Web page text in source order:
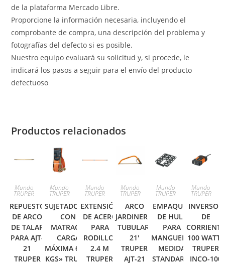
de la plataforma Mercado Libre.
Proporcione la información necesaria, incluyendo el
comprobante de compra, una descripción del problema y
fotografías del defecto si es posible.
Nuestro equipo evaluará su solicitud y, si procede, le
indicará los pasos a seguir para el envío del producto
defectuoso
Productos relacionados
Mundo
TRUPER
REPUESTO
DE ARCO
DE TALAR
PARA AJT-
21
TRUPER
Mundo
TRUPER
SUJETADORES
CON
MATRACA,
CARGA
MÁXIMA 6000
KGS» TRUPER
Mundo
TRUPER
EXTENSIÓN
DE ACERO
PARA
RODILLO,
2.4 M
TRUPER
Mundo
TRUPER
ARCO
JARDINERO
TUBULAR,
21′
TRUPER
AJT-21
Mundo
TRUPER
EMPAQUES
DE HULE
PARA
MANGUERA,
MEDIDA
STANDARD,
Mundo
TRUPER
INVERSOR
DE
CORRIENTE
100 WATTS
TRUPER
INCO-100